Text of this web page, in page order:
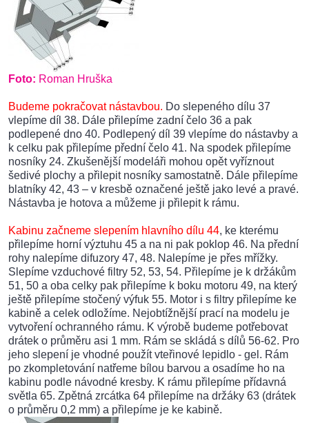
Foto: Roman Hruška
Budeme pokračovat nástavbou. Do slepeného dílu 37
vlepíme díl 38. Dále přilepíme zadní čelo 36 a pak
podlepené dno 40. Podlepený díl 39 vlepíme do nástavby a
k celku pak přilepíme přední čelo 41. Na spodek přilepíme
nosníky 24. Zkušenější modeláři mohou opět vyříznout
šedivé plochy a přilepit nosníky samostatně. Dále přilepíme
blatníky 42, 43 – v kresbě označené ještě jako levé a pravé.
Nástavba je hotova a můžeme ji přilepit k rámu.
Kabinu začneme slepením hlavního dílu 44, ke kterému
přilepíme horní výztuhu 45 a na ni pak poklop 46. Na přední
rohy nalepíme difuzory 47, 48. Nalepíme je přes mřížky.
Slepíme vzduchové filtry 52, 53, 54. Přilepíme je k držákům
51, 50 a oba celky pak přilepíme k boku motoru 49, na který
ještě přilepíme stočený výfuk 55. Motor i s filtry přilepíme ke
kabině a celek odložíme. Nejobtížnější prací na modelu je
vytvoření ochranného rámu. K výrobě budeme potřebovat
drátek o průměru asi 1 mm. Rám se skládá s dílů 56-62. Pro
jeho slepení je vhodné použít vteřinové lepidlo - gel. Rám
po zkompletování natřeme bílou barvou a osadíme ho na
kabinu podle návodné kresby. K rámu přilepíme přídavná
světla 65. Zpětná zrcátka 64 přilepíme na držáky 63 (drátek
o průměru 0,2 mm) a přilepíme je ke kabině.